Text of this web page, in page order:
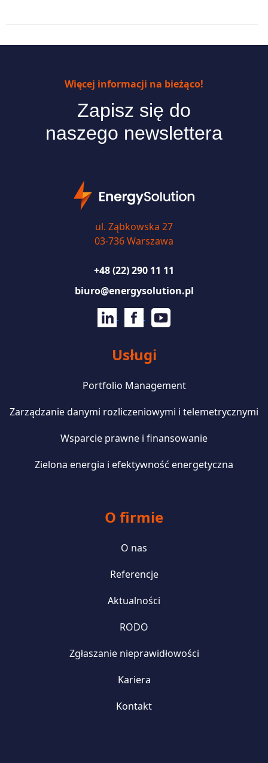
Więcej informacji na bieżąco!
Zapisz się do
naszego newslettera
ul. Ząbkowska 27
03-736 Warszawa
+48 (22) 290 11 11
biuro@energysolution.pl
Usługi
Portfolio Management
Zarządzanie danymi rozliczeniowymi i telemetrycznymi
Wsparcie prawne i finansowanie
Zielona energia i efektywność energetyczna
O firmie
O nas
Referencje
Aktualności
RODO
Zgłaszanie nieprawidłowości
Kariera
Kontakt